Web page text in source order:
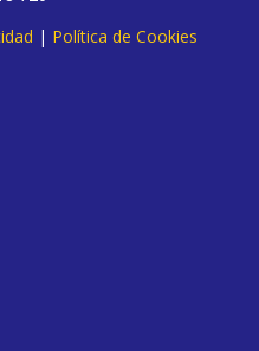
| Política de Cookies